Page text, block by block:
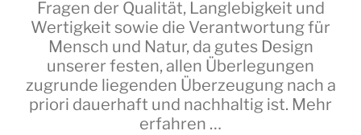
Fragen der Qualität, Langlebigkeit und
Wertigkeit sowie die Verantwortung für
Mensch und Natur, da gutes Design
unserer festen, allen Überlegungen
zugrunde liegenden Überzeugung nach a
priori dauerhaft und nachhaltig ist. Mehr
erfahren …